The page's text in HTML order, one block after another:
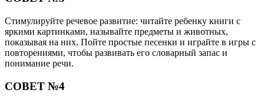
Стимулируйте речевое развитие: читайте ребенку книги с
яркими картинками, называйте предметы и животных,
показывая на них. Пойте простые песенки и играйте в игры с
повторениями, чтобы развивать его словарный запас и
понимание речи.
СОВЕТ №4